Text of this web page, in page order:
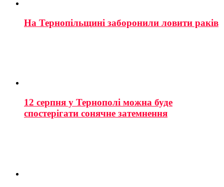
На Тернопільщині заборонили ловити раків
12 серпня у Тернополі можна буде
спостерігати сонячне затемнення